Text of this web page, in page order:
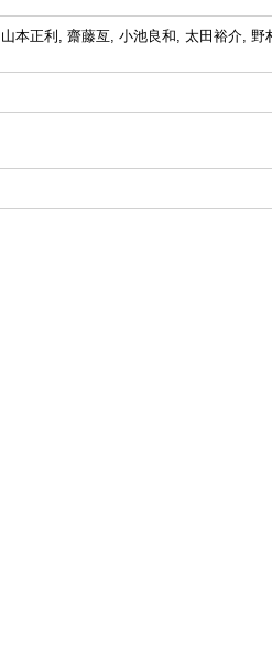
本正利, 齋藤亙, 小池良和, 太田裕介, 野